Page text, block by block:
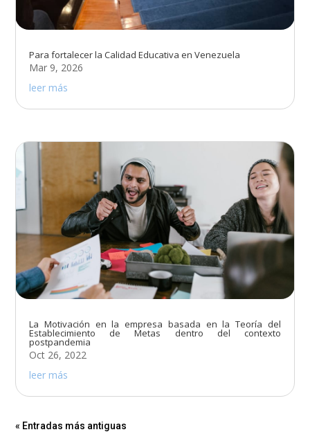
Para fortalecer la Calidad Educativa en Venezuela
Mar 9, 2026
leer más
La Motivación en la empresa basada en la Teoría del
Establecimiento de Metas dentro del contexto
postpandemia
Oct 26, 2022
leer más
« Entradas más antiguas